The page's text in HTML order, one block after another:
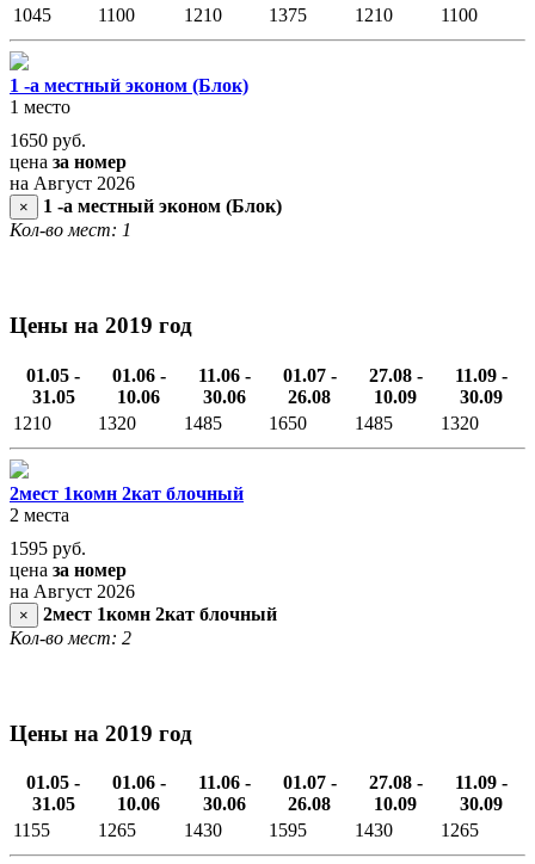
1045
1100 1210 1375 1210 1100
1 -а местный эконом (Блок)
1 место
1650 руб.
цена за номер
на Август 2026
×
1 -а местный эконом (Блок)
Кол-во мест: 1
Цены на 2019 год
01.05 -
31.05
01.06 -
10.06
11.06 -
30.06
01.07 -
26.08
27.08 -
10.09
11.09 -
30.09
1210
1320 1485 1650 1485 1320
2мест 1комн 2кат блочный
2 места
1595 руб.
цена за номер
на Август 2026
×
2мест 1комн 2кат блочный
Кол-во мест: 2
Цены на 2019 год
01.05 -
31.05
01.06 -
10.06
11.06 -
30.06
01.07 -
26.08
27.08 -
10.09
11.09 -
30.09
1155
1265 1430 1595 1430 1265